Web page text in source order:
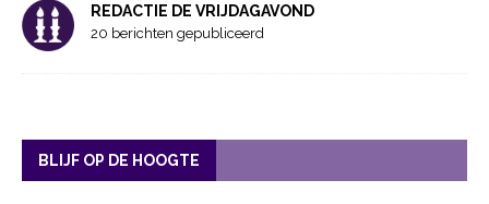
REDACTIE DE VRIJDAGAVOND
20 berichten gepubliceerd
BLIJF OP DE HOOGTE